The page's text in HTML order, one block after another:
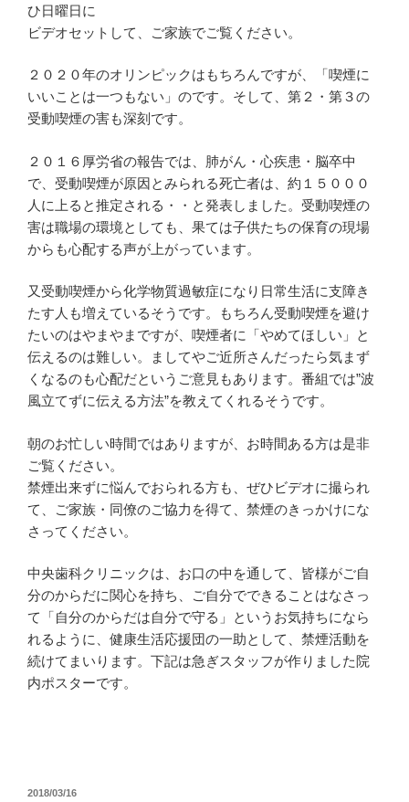
ひ日曜日に
ビデオセットして、ご家族でご覧ください。
２０２０年のオリンピックはもちろんですが、「喫煙に
いいことは一つもない」のです。そして、第２・第３の
受動喫煙の害も深刻です。
２０１６厚労省の報告では、肺がん・心疾患・脳卒中
で、受動喫煙が原因とみられる死亡者は、約１５０００
人に上ると推定される・・と発表しました。受動喫煙の
害は職場の環境としても、果ては子供たちの保育の現場
からも心配する声が上がっています。
又受動喫煙から化学物質過敏症になり日常生活に支障き
たす人も増えているそうです。もちろん受動喫煙を避け
たいのはやまやまですが、喫煙者に「やめてほしい」と
伝えるのは難しい。ましてやご近所さんだったら気まず
くなるのも心配だというご意見もあります。番組では”波
風立てずに伝える方法”を教えてくれるそうです。
朝のお忙しい時間ではありますが、お時間ある方は是非
ご覧ください。
禁煙出来ずに悩んでおられる方も、ぜひビデオに撮られ
て、ご家族・同僚のご協力を得て、禁煙のきっかけにな
さってください。
中央歯科クリニックは、お口の中を通して、皆様がご自
分のからだに関心を持ち、ご自分でできることはなさっ
て「自分のからだは自分で守る」というお気持ちになら
れるように、健康生活応援団の一助として、禁煙活動を
続けてまいります。下記は急ぎスタッフが作りました院
内ポスターです。
投
2018/03/16